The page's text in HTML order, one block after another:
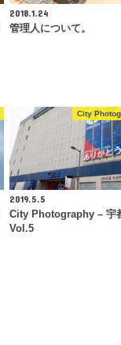
2018.1.24
管理人について。
City
2019.5.5
City Photography – 宇
Vol.5